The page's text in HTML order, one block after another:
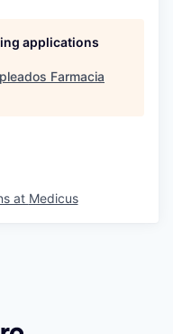
applications
Farmacia
at Medicus